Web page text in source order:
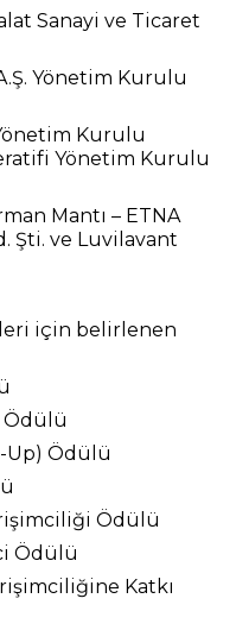
Sanayi ve Ticaret
Yönetim Kurulu
Kurulu
Yönetim Kurulu
Mantı – ETNA
Şti. ve Luvilavant
için belirlenen
Ödülü
Up) Ödülü
Ödülü
Ödülü
Katkı